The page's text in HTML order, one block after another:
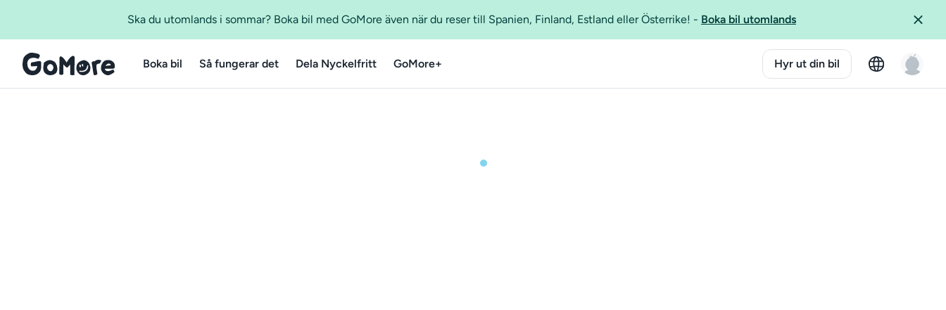
Ska du utomlands i sommar? Boka bil med GoMore även när du reser till Spanien, Finland, Estland eller Österrike! - Boka bil utomlands
Boka bil Så fungerar det Dela Nyckelfritt GoMore+ Hyr ut din bil